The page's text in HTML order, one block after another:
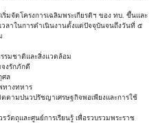
ดโครงการเฉลิมพระเกียรติฯ ของ ทบ. ขึ้นและ
ลาในการดำเนินงานตั้งแต่ปัจจุบันจนถึงวันที่ ๕
มชาติและสิ่งแวดล้อม
งรักภักดี
ศล
างทหาร
ปนวปรัชญาเศรษฐกิจพอเพียงและการใช้
ถุและศูนย์การเรียนรู้ เพื่อรวบรวมพระราช